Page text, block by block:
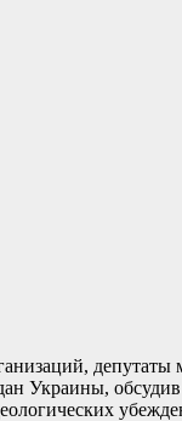
Украины,